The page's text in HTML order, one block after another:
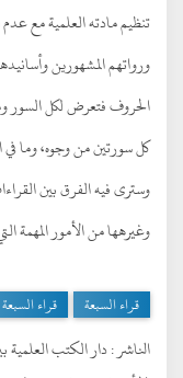
الناشر :دار الكتب العلمية
تنظيم مادته العلمية مع
ورواتهم المشهورين
الحروف فتعرض لكل السور
كل سورتين من وجوه، وما
وسترى فيه الفرق بين
وغيرهها من الأمور المهمة
قراء السبعة قراء السبعة